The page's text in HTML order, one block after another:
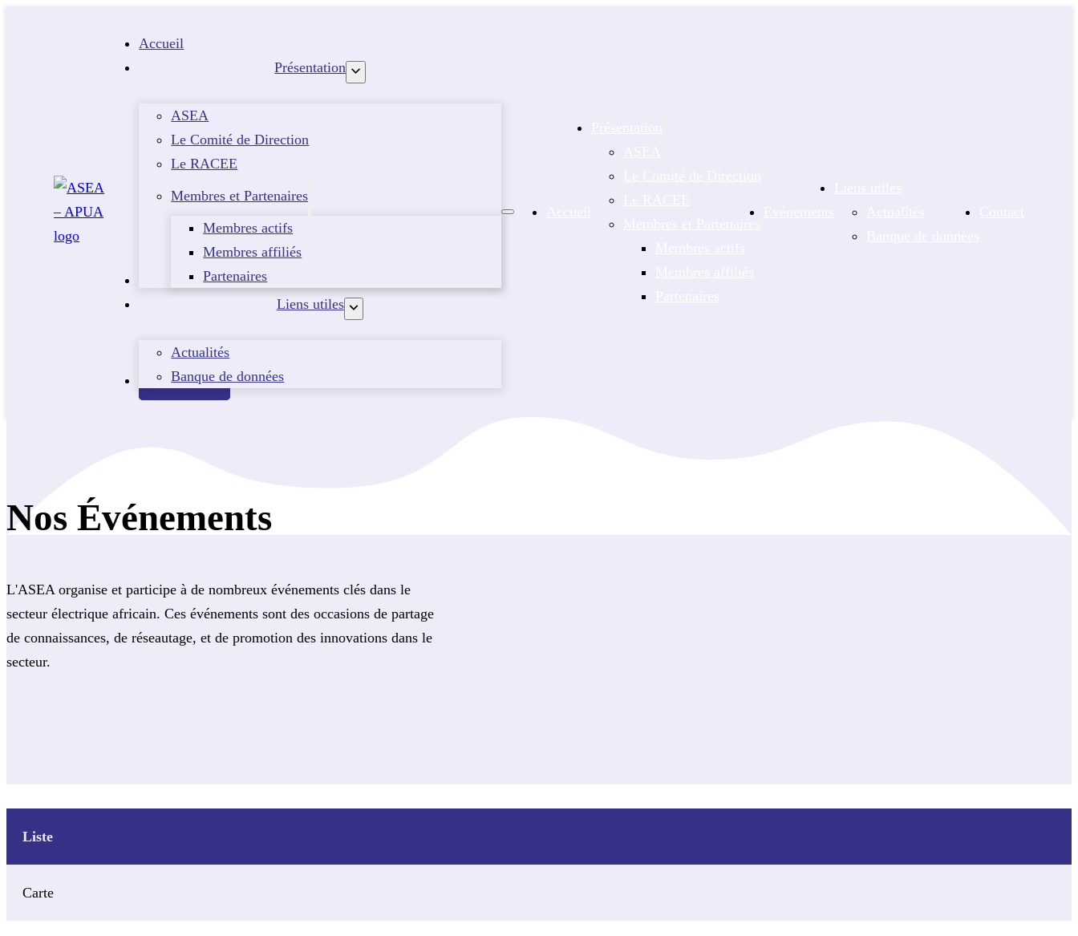
Accueil
Présentation
ASEA
Le Comité de Direction
Le RACEE
Membres et Partenaires
Membres actifs
Membres affiliés
Partenaires
Evénements
Liens utiles
Actualités
Banque de données
Contact
Nos Événements
L'ASEA organise et participe à de nombreux événements clés dans le
secteur électrique africain. Ces événements sont des occasions de partage
de connaissances, de réseautage, et de promotion des innovations dans le
secteur.
Liste
Carte